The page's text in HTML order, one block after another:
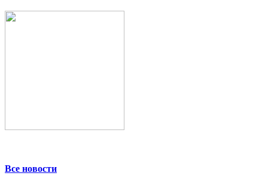
Все новости